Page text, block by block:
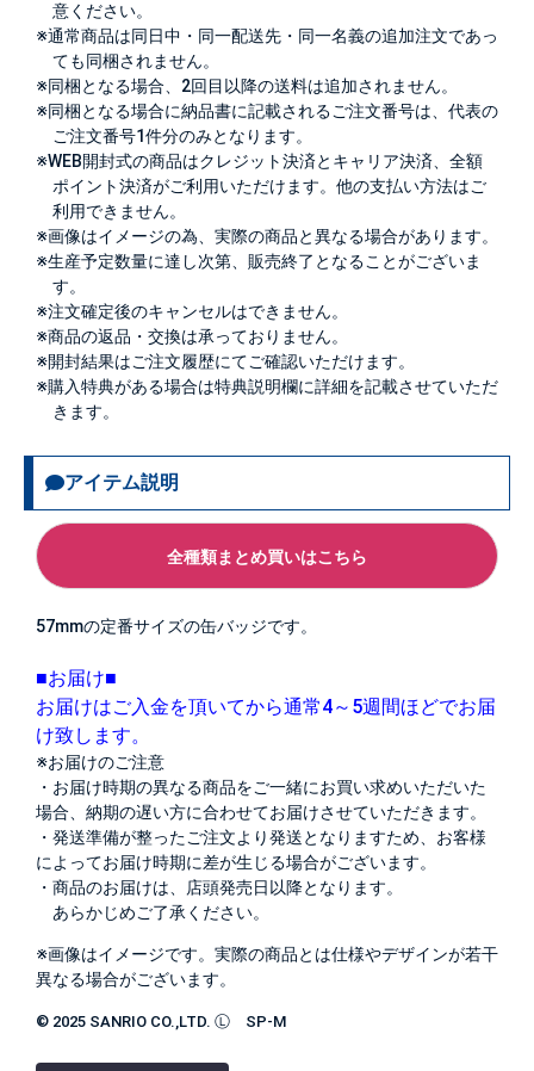
意ください。
※通常商品は同日中・同一配送先・同一名義の追加注文であっ
ても同梱されません。
※同梱となる場合、2回目以降の送料は追加されません。
※同梱となる場合に納品書に記載されるご注文番号は、代表の
ご注文番号1件分のみとなります。
※WEB開封式の商品はクレジット決済とキャリア決済、全額
ポイント決済がご利用いただけます。他の支払い方法はご
利用できません。
※画像はイメージの為、実際の商品と異なる場合があります。
※生産予定数量に達し次第、販売終了となることがございま
す。
※注文確定後のキャンセルはできません。
※商品の返品・交換は承っておりません。
※開封結果はご注文履歴にてご確認いただけます。
※購入特典がある場合は特典説明欄に詳細を記載させていただ
きます。
アイテム説明
全種類まとめ買いはこちら
57mmの定番サイズの缶バッジです。
■お届け■
お届けはご入金を頂いてから通常4～5週間ほどでお届
け致します。
※お届けのご注意
・お届け時期の異なる商品をご一緒にお買い求めいただいた
場合、納期の遅い方に合わせてお届けさせていただきます。
・発送準備が整ったご注文より発送となりますため、お客様
によってお届け時期に差が生じる場合がございます。
・商品のお届けは、店頭発売日以降となります。
あらかじめご了承ください。
※画像はイメージです。実際の商品とは仕様やデザインが若干
異なる場合がございます。
© 2025 SANRIO CO.,LTD. Ⓛ SP-M